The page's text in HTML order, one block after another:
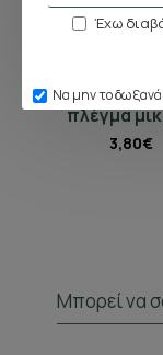
Έχω
Να μην το δω ξανά
Κύλινδρος
πλέγμα
3,80€
Μπορεί να